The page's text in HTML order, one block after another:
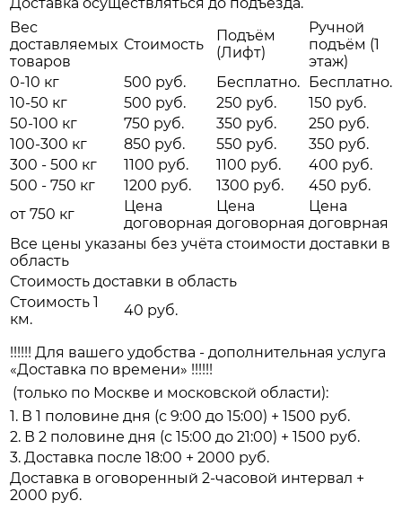
Доставка осуществляться до подъезда.
Вес
доставляемых
товаров
Стоимость
Подъём
(Лифт)
Ручной
подъём (1
этаж)
0-10 кг
500 руб. Бесплатно.
Бесплатно.
10-50 кг
500 руб. 250 руб.
150 руб.
50-100 кг
750 руб. 350 руб.
250 руб.
100-300 кг
850 руб. 550 руб.
350 руб.
300 - 500 кг
1100 руб. 1100 руб.
400 руб.
500 - 750 кг
1200 руб. 1300 руб.
450 руб.
от 750 кг
Цена
договорная
Цена
договорная
Цена
договрная
Все цены указаны без учёта стоимости доставки в
область
Стоимость доставки в область
Стоимость 1
км.
40 руб.
!!!!!! Для вашего удобства - дополнительная услуга
«Доставка по времени» !!!!!!
(только по Москве и московской области):
1. В 1 половине дня (с 9:00 до 15:00) + 1500 руб.
2. В 2 половине дня (с 15:00 до 21:00) + 1500 руб.
3. Доставка после 18:00 + 2000 руб.
Доставка в оговоренный 2-часовой интервал +
2000 руб.